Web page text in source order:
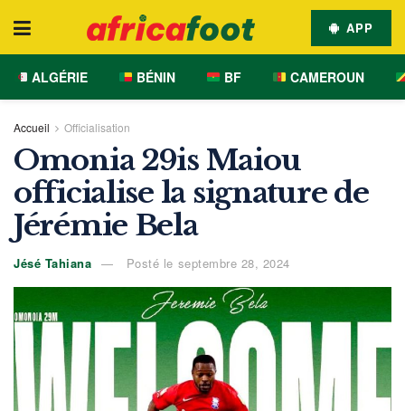
APP
ALGÉRIE BÉNIN BF CAMEROUN
Accueil Officialisation
Omonia 29is Maiou
officialise la signature de
Jérémie Bela
Jésé Tahiana Posté le septembre 28, 2024